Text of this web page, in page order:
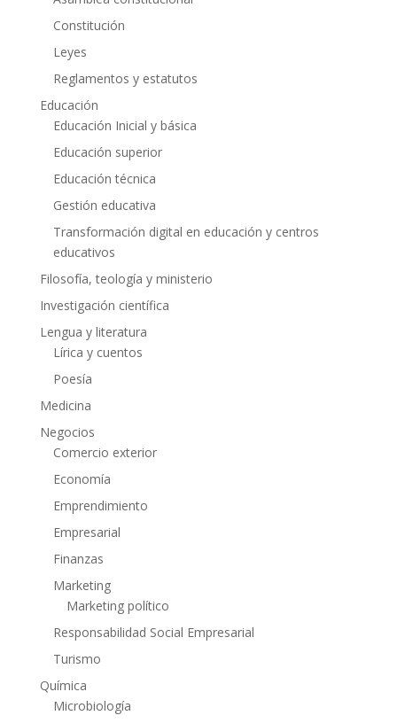
Constitución
Leyes
Reglamentos y estatutos
Educación
Educación Inicial y básica
Educación superior
Educación técnica
Gestión educativa
Transformación digital en educación y centros
educativos
Filosofía, teología y ministerio
Investigación científica
Lengua y literatura
Lírica y cuentos
Poesía
Medicina
Negocios
Comercio exterior
Economía
Emprendimiento
Empresarial
Finanzas
Marketing
Marketing político
Responsabilidad Social Empresarial
Turismo
Química
Microbiología